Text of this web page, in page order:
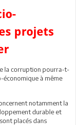
projets
la corruption pourra-t-
à même
notamment la
durable et
placés dans